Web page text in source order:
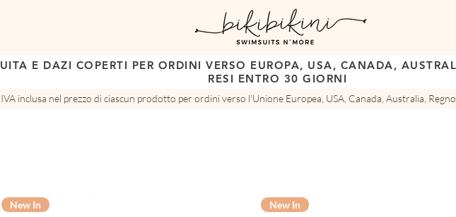
E DAZI COPERTI PER ORDINI VERSO EUROPA, USA, CANADA,
RESI ENTRO 30 GIORNI
IVA inclusa nel prezzo di ciascun prodotto per ordini verso l'Unione Europea, USA, Canada, Australia,
New In New In